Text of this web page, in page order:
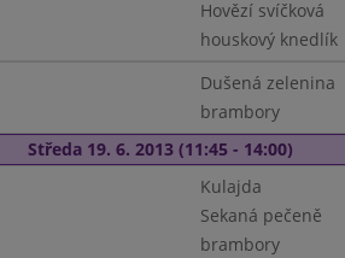
Hovězí svíčková
houskový knedlík
Dušená zelenina
brambory
Středa 19. 6. 2013 (11:45 - 14:00)
Kulajda
Sekaná pečeně
brambory